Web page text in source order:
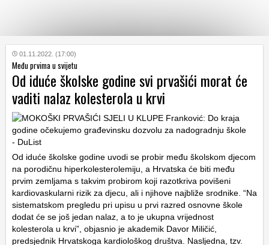
KATEGORIJE
HRVATSKI
WEB
01.11.2022. (17:00)
Među prvima u svijetu
Od iduće školske godine svi prvašići morat će
vaditi nalaz kolesterola u krvi
Od iduće školske godine uvodi se probir među školskom djecom
na porodičnu hiperkolesterolemiju, a Hrvatska će biti među
prvim zemljama s takvim probirom koji razotkriva povišeni
kardiovaskularni rizik za djecu, ali i njihove najbliže srodnike. “Na
sistematskom pregledu pri upisu u prvi razred osnovne škole
dodat će se još jedan nalaz, a to je ukupna vrijednost
kolesterola u krvi”, objasnio je akademik Davor Miličić,
predsjednik Hrvatskoga kardiološkog društva. Nasljedna, tzv.